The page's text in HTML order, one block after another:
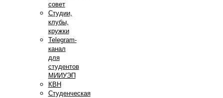
совет
Студии,
клубы,
кружки
Telegram-
канал
для
студентов
МИИУЭП
КВН
Студенческая